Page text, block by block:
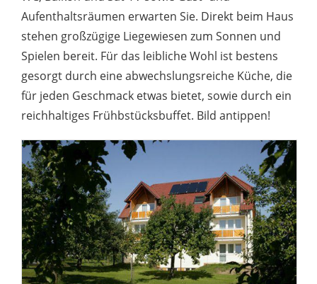
Aufenthaltsräumen erwarten Sie. Direkt beim Haus
stehen großzügige Liegewiesen zum Sonnen und
Spielen bereit. Für das leibliche Wohl ist bestens
gesorgt durch eine abwechslungsreiche Küche, die
für jeden Geschmack etwas bietet, sowie durch ein
reichhaltiges Frühbstücksbuffet. Bild antippen!